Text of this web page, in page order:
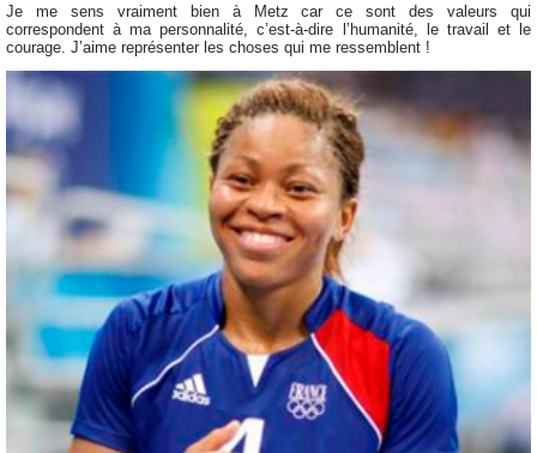
Je me sens vraiment bien à Metz car ce sont des valeurs qui
correspondent à ma personnalité, c’est-à-dire l’humanité, le travail et le
courage. J’aime représenter les choses qui me ressemblent !